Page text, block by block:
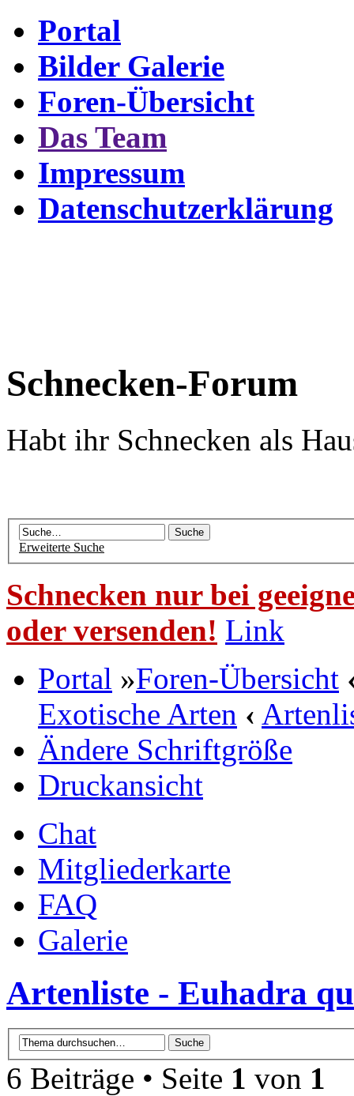
Portal
Bilder Galerie
Foren-Übersicht
Das Team
Impressum
Datenschutzerklärung
Schnecken-Forum
Habt ihr Schnecken als
Erweiterte Suche
Schnecken nur bei
oder versenden! Link
Portal »Foren-Übersicht
Exotische Arten ‹
Ändere Schriftgröße
Druckansicht
Chat
Mitgliederkarte
FAQ
Galerie
Artenliste - Euhadra
6 Beiträge • Seite 1 von 1